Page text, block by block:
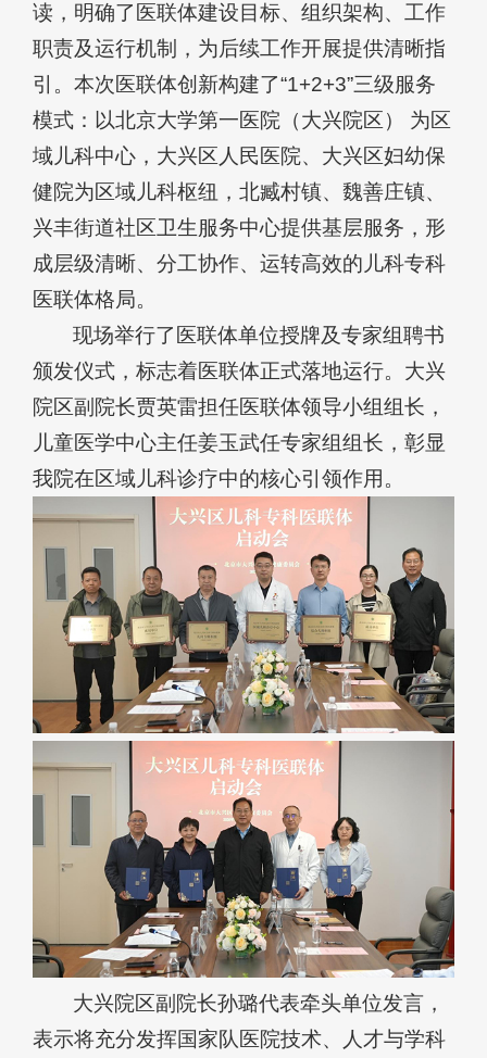
读，明确了医联体建设目标、组织架构、工作
职责及运行机制，为后续工作开展提供清晰指
引。本次医联体创新构建了“1+2+3”三级服务
模式：以北京大学第一医院（大兴院区） 为区
域儿科中心，大兴区人民医院、大兴区妇幼保
健院为区域儿科枢纽，北臧村镇、魏善庄镇、
兴丰街道社区卫生服务中心提供基层服务，形
成层级清晰、分工协作、运转高效的儿科专科
医联体格局。
现场举行了医联体单位授牌及专家组聘书
颁发仪式，标志着医联体正式落地运行。大兴
院区副院长贾英雷担任医联体领导小组组长，
儿童医学中心主任姜玉武任专家组组长，彰显
我院在区域儿科诊疗中的核心引领作用。
大兴院区副院长孙璐代表牵头单位发言，
表示将充分发挥国家队医院技术、人才与学科